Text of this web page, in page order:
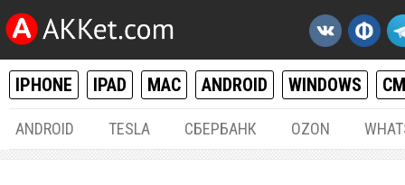
IPHONE IPAD MAC ANDROID WINDOWS
ANDROID TESLA СБЕРБАНК OZON